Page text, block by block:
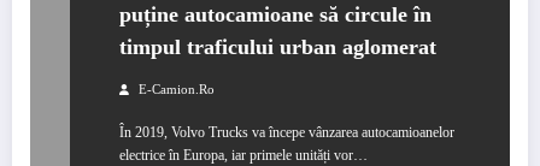
puține autocamioane să circule în
timpul traficului urban aglomerat
E-Camion.ro
În 2019, Volvo Trucks va începe vânzarea autocamioanelor
electrice în Europa, iar primele unități vor…